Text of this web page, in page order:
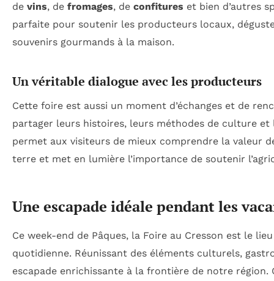
de vins, de fromages, de confitures et bien d’autres
parfaite pour soutenir les producteurs locaux,
souvenirs gourmands à la maison.
Un véritable dialogue avec les producteurs
Cette foire est aussi un moment d’échanges et de
partager leurs histoires, leurs méthodes de culture
permet aux visiteurs de mieux comprendre la valeur
terre et met en lumière l’importance de soutenir
Une escapade idéale pendant les
Ce week-end de Pâques, la Foire au Cresson est le
quotidienne. Réunissant des éléments culturels,
escapade enrichissante à la frontière de notre